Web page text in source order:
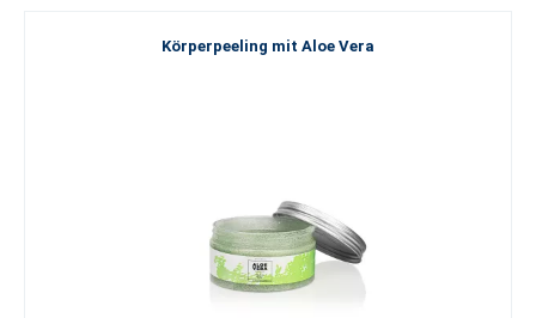
Körperpeeling mit Aloe Vera